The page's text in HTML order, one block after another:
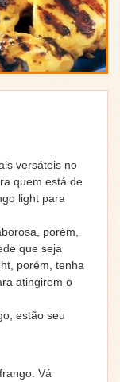
versáteis no
quem está de
light para
porém,
que seja
porém, tenha
atingirem o
estão seu
Vá